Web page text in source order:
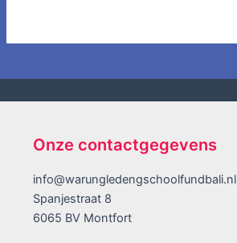
Onze contactgegevens
info@warungledengschoolfundbali.nl
Spanjestraat 8
6065 BV Montfort